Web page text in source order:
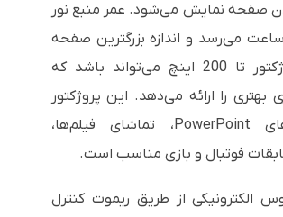
صفحه نمایش می‌شود. عمر منبع نور
30,000 ساعت می‌رسد و اندازه بزرگترین صفحه
نمایش پروژکتور تا 200 اینچ می‌تواند باشد که
بهتری را ارائه می‌دهد. این پروژکتور
برای ارائه‌های PowerPoint، تماشای فیلم‌ها،
فوتبال و بازی مناسب است.
الکترونیکی از طریق ریموت کنترل